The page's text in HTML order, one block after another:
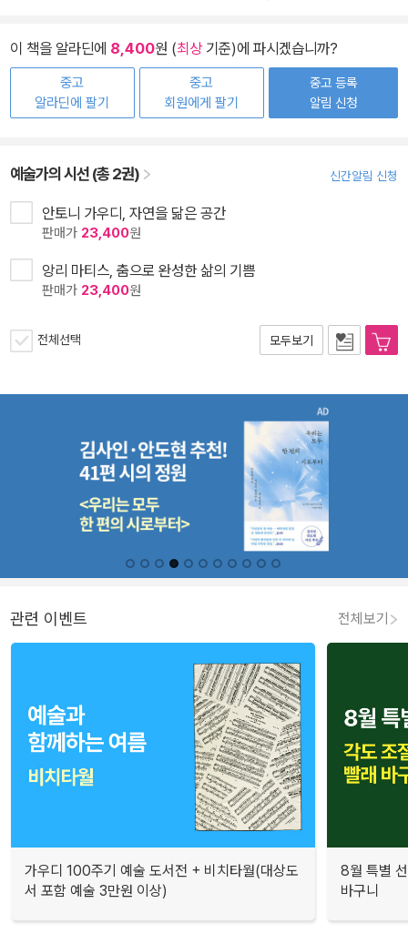
이 책을 알라딘에 8,400원 (최상기준)에 파시겠습니까?
중고
알라딘에 팔기
중고
회원에게 팔기
중고 등록
알림 신청
예술가의 시선 (총 2권) 신간알림 신청
안토니 가우디, 자연을 닮은 공간
판매가 23,400원
앙리 마티스, 춤으로 완성한 삶의 기쁨
판매가 23,400원
전체선택 모두보기
관련 이벤트 전체보기
가우디 100주기 예술 도서전 + 비치타월(대상도
서 포함 예술 3만원 이상)
8월 특별
바구니